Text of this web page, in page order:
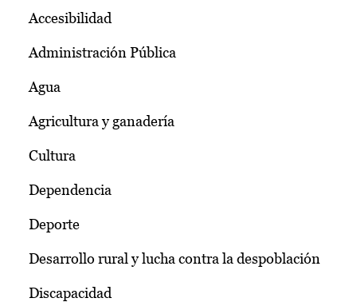
Accesibilidad
Administración Pública
Agua
Agricultura y ganadería
Cultura
Dependencia
Deporte
Desarrollo rural y lucha contra la despoblación
Discapacidad